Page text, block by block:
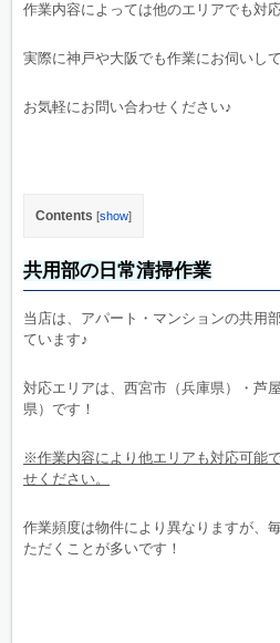
作業内容によっては他のエリアでも対
実際に神戸や大阪でも作業にお伺いし
お気軽にお問い合わせください♪
Contents [show]
共用部の日常清掃作業
当店は、アパート・マンションの共用
ています♪
対応エリアは、西宮市（兵庫県）・芦
県）です！
※作業内容により他エリアも対応可能
せください。
作業頻度は物件により異なりますが、
ただくことが多いです！